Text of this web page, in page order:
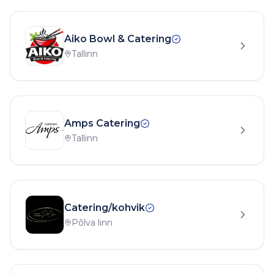
Aiko Bowl & Catering
Tallinn
Amps Catering
Tallinn
Catering/kohvik
Põlva linn